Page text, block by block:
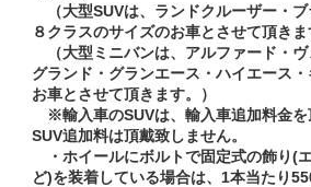
（大型SUVは、ランドクルーザー・
８クラスのサイズのお車とさせて頂きま
（大型ミニバンは、アルファード・
グランド・グランエース・ハイエース
お車とさせて頂きます。）
※輸入車のSUVは、輸入車追加料金を
SUV追加料は頂戴致しません。
・ホイールにボルトで固定式の飾り(
ど)を装着している場合は、1本当たり